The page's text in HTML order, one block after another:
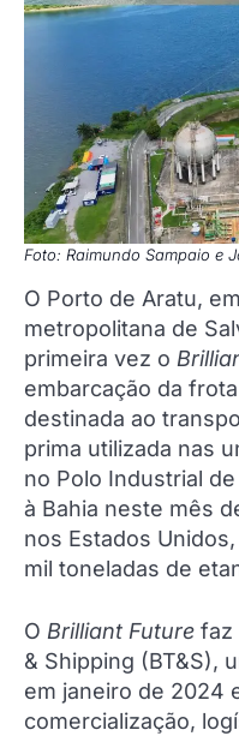
Foto: Raimundo Sampaio e
O Porto de Aratu,
metropolitana de
primeira vez o
embarcação da
destinada ao
prima utilizada nas
no Polo Industrial
à Bahia neste mês
nos Estados
mil toneladas de
O Brilliant Future faz
& Shipping (BT&S),
em janeiro de 2024
comercialização,